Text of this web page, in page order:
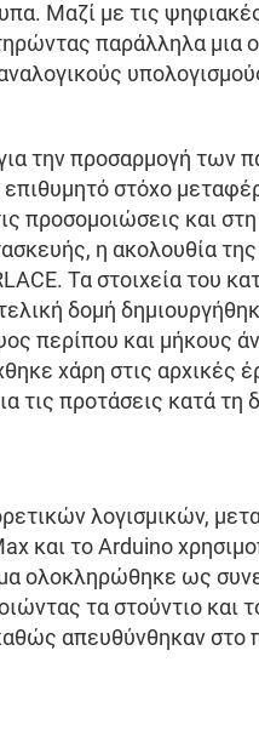
Μαζί με τις
παράλληλα μια
την προσαρμογή των
στόχο
προσομοιώσεις και
η ακολουθία
Τα στοιχεία του
δομή
περίπου και μήκους
χάρη στις αρχικές
τις προτάσεις κατά τη
λογισμικών,
και το Arduino
ολοκληρώθηκε ως
τα στούντιο και
απευθύνθηκαν στο